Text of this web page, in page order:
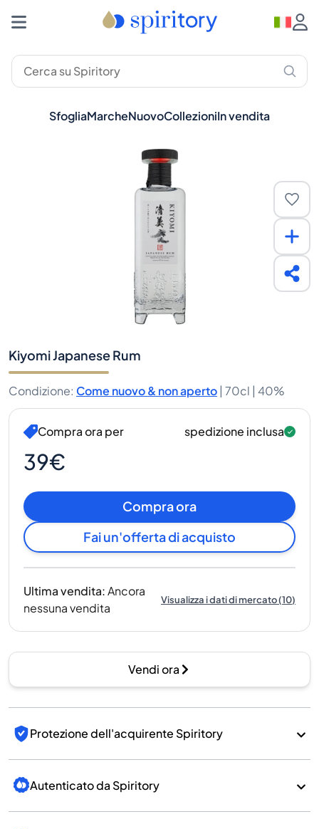
SfogliaMarcheNuovoCollezioniIn vendita
Kiyomi Japanese Rum
Condizione: Come nuovo & non aperto | 70cl | 40%
Compra ora per
39€
spedizione inclusa
Compra ora
Fai un'offerta di acquisto
Ultima vendita:Ancora
nessuna vendita
Visualizza i dati di mercato(10)
Vendi ora
Protezione dell'acquirente Spiritory
Autenticato da Spiritory